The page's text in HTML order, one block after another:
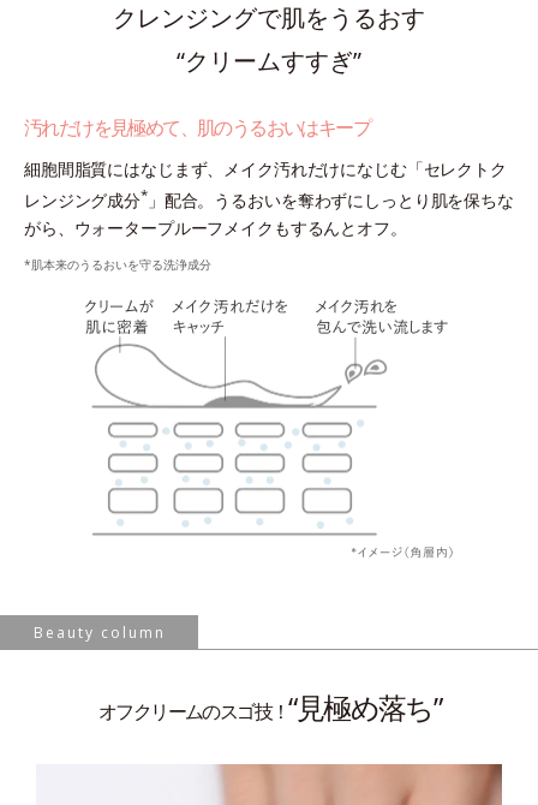
クレンジングで肌をうるおす
“クリームすすぎ”
汚れだけを見極めて、肌のうるおいはキープ
細胞間脂質にはなじまず、メイク汚れだけになじむ「セレクトク
レンジング成分*」配合。うるおいを奪わずにしっとり肌を保ちな
がら、ウォータープルーフメイクもするんとオフ。
*肌本来のうるおいを守る洗浄成分
Beauty column
オフクリームのスゴ技！“見極め落ち”